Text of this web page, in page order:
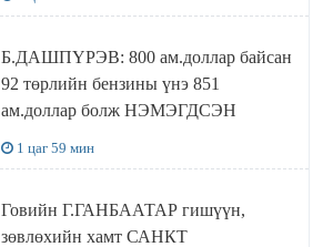
Б.ДАШПҮРЭВ: 800 ам.доллар байсан
92 төрлийн бензины үнэ 851
ам.доллар болж НЭМЭГДСЭН
1 цаг 59 мин
Говийн Г.ГАНБААТАР гишүүн,
зөвлөхийн хамт САНКТ